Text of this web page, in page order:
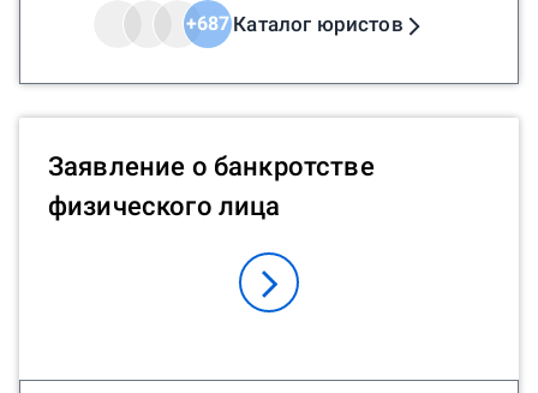
+687Каталог юристов
Заявление о банкротстве
физического лица